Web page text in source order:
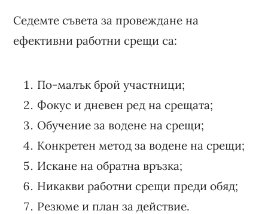
Седемте съвета за провеждане на
ефективни работни срещи са:
По-малък брой участници;
Фокус и дневен ред на срещата;
Обучение за водене на срещи;
Конкретен метод за водене на срещи;
Искане на обратна връзка;
Никакви работни срещи преди обяд;
Резюме и план за действие.